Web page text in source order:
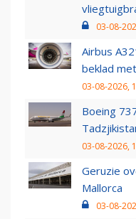
03-08-
Airbus
beklad
03-08-2026,
Boeing
03-08-2026,
Geruzie
Mallorca
03-08-